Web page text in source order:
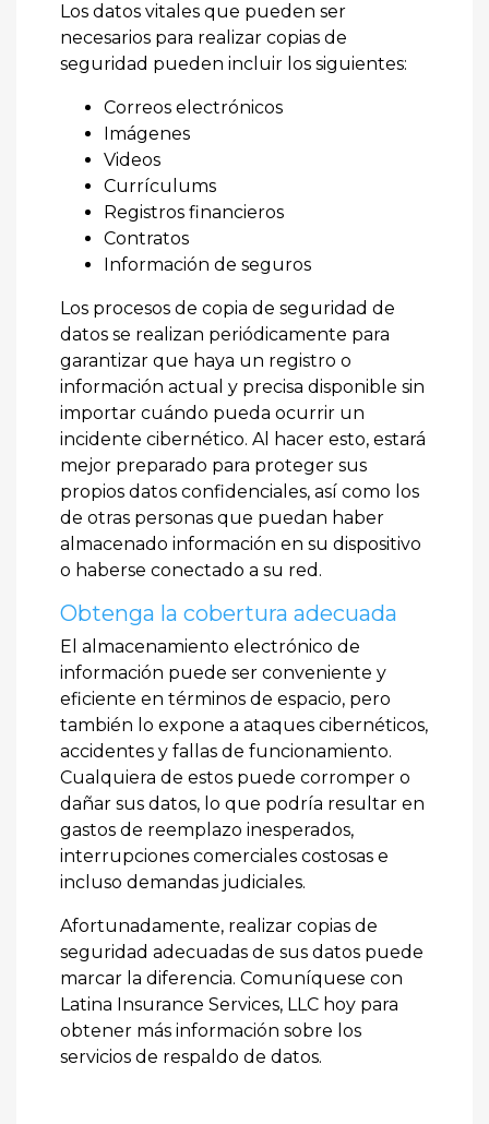
Los datos vitales que pueden ser
necesarios para realizar copias de
seguridad pueden incluir los siguientes:
Correos electrónicos
Imágenes
Videos
Currículums
Registros financieros
Contratos
Información de seguros
Los procesos de copia de seguridad de
datos se realizan periódicamente para
garantizar que haya un registro o
información actual y precisa disponible sin
importar cuándo pueda ocurrir un
incidente cibernético. Al hacer esto, estará
mejor preparado para proteger sus
propios datos confidenciales, así como los
de otras personas que puedan haber
almacenado información en su dispositivo
o haberse conectado a su red.
Obtenga la cobertura adecuada
El almacenamiento electrónico de
información puede ser conveniente y
eficiente en términos de espacio, pero
también lo expone a ataques cibernéticos,
accidentes y fallas de funcionamiento.
Cualquiera de estos puede corromper o
dañar sus datos, lo que podría resultar en
gastos de reemplazo inesperados,
interrupciones comerciales costosas e
incluso demandas judiciales.
Afortunadamente, realizar copias de
seguridad adecuadas de sus datos puede
marcar la diferencia. Comuníquese con
Latina Insurance Services, LLC hoy para
obtener más información sobre los
servicios de respaldo de datos.